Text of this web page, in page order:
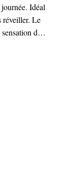
Idéal
réveiller. Le
de